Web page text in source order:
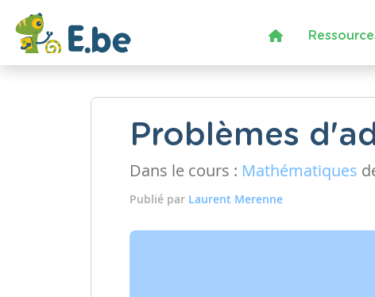
Problèmes
Dans le cours : Mathématiques
Publié par Laurent Merenne